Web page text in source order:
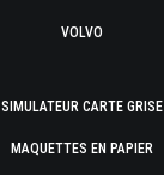
VOLVO
SIMULATEUR CARTE GRISE
MAQUETTES EN PAPIER